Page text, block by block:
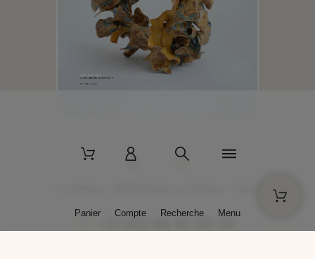
+33 (0)3 86 45 50 00
Panier Compte Recherche Menu